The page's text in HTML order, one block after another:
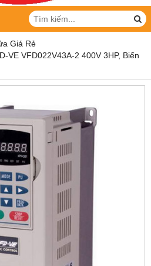
Giá Rẻ
VE VFD022V43A-2 400V 3HP, Biến